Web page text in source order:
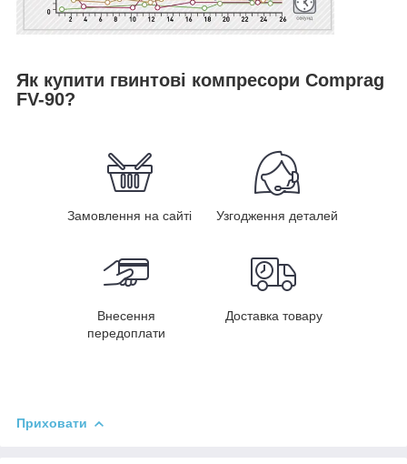
Як купити гвинтові компресори Comprag
FV-90?
Замовлення на сайті Узгодження деталей
Внесення
передоплати
Доставка товару
Приховати